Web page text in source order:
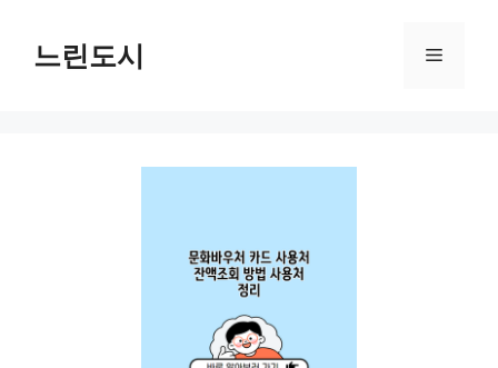
느린도시 메